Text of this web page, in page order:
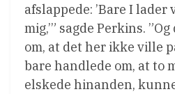
afslappede: ’Bare I
mig,’” sagde Perkins.
om, at det her ikke ville
bare handlede om, at to
elskede hinanden,